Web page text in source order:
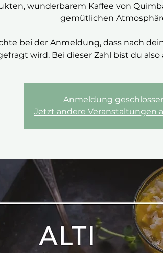
wunderbarem Kaffee von
gemütlichen
bei der Anmeldung, dass nach
wird. Bei dieser Zahl bist du
Anmeldung
Jetzt andere Veranstaltungen